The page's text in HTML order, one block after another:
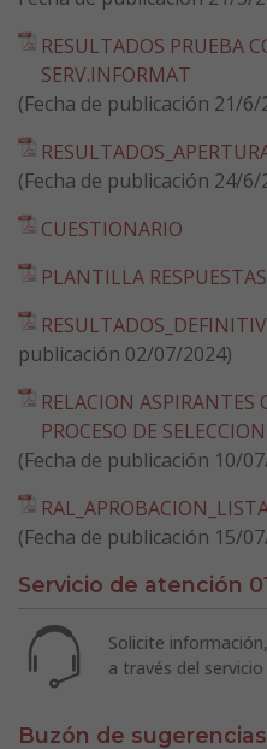
RESULTADOS PRUEBA
SERV.INFORMAT
(Fecha de publicación 21/6/
(Fecha de publicación 24/6/
CUESTIONARIO
PLANTILLA RESPUESTAS
publicación 02/07/2024)
RELACION ASPIRANTES
PROCESO DE SELECCION
(Fecha de publicación 10/
(Fecha de publicación 15/
Servicio de atención
Solicite
a través del
Buzón de sugerencias